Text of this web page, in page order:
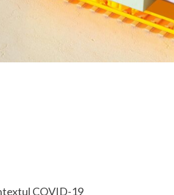
COVID-19